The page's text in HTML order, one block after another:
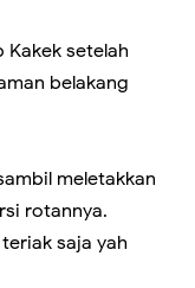
Kakek setelah
belakang
meletakkan
rotannya.
saja yah